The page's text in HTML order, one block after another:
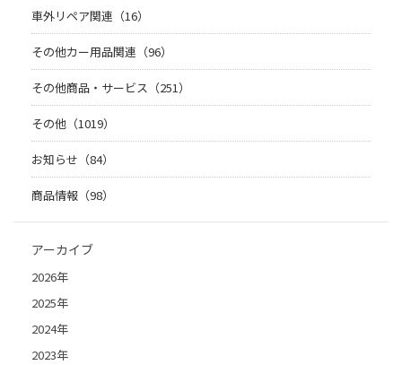
車外リペア関連（16）
その他カー用品関連（96）
その他商品・サービス（251）
その他（1019）
お知らせ（84）
商品情報（98）
アーカイブ
2026年
2025年
2024年
2023年